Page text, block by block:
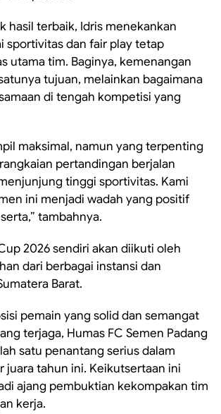
hasil terbaik, Idris menekankan
sportivitas dan fair play tetap
utama tim. Baginya, kemenangan
tujuan, melainkan bagaimana
di tengah kompetisi yang
maksimal, namun yang terpenting
pertandingan berjalan
tinggi sportivitas. Kami
ini menjadi wadah yang positif
tambahnya.
2026 sendiri akan diikuti oleh
dari berbagai instansi dan
Barat.
pemain yang solid dan semangat
terjaga, Humas FC Semen Padang
satu penantang serius dalam
juara tahun ini. Keikutsertaan ini
ajang pembuktian kekompakan tim
kerja.